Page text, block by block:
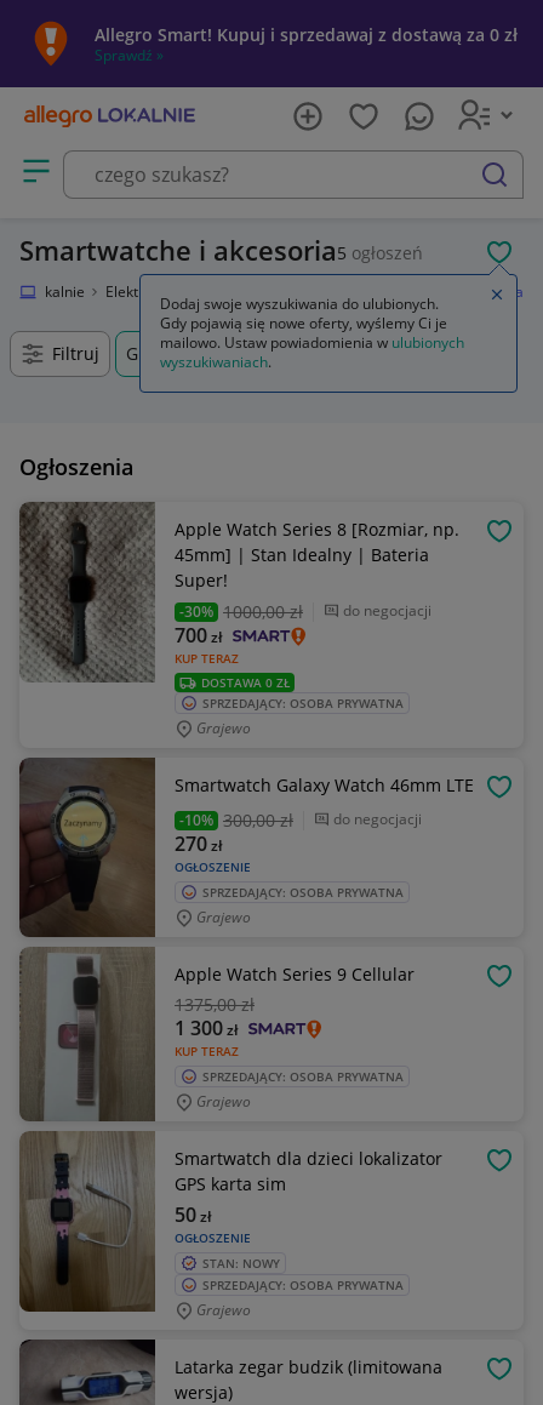
Allegro Smart! Kupuj i sprzedawaj z dostawą za 0 zł
Sprawdź »
Otwórz menu z kategoriami
szukaj
Smartwatche i akcesoria5 ogłoszeń
Lokalnie Elektronika Smartwatche i akcesoria
Filtruj Grajewo, Podlaskie, +0 km
Ogłoszenia
Apple Watch Series 8 [Rozmiar, np.
45mm] | Stan Idealny | Bateria
Super!
-30% 1000,00 zł do negocjacji
KUP TERAZ
700zł
DOSTAWA 0 ZŁ
SPRZEDAJĄCY: OSOBA PRYWATNA
Grajewo
Smartwatch Galaxy Watch 46mm LTE
-10% 300,00 zł do negocjacji
OGŁOSZENIE
270zł
SPRZEDAJĄCY: OSOBA PRYWATNA
Grajewo
Apple Watch Series 9 Cellular
1375,00 zł
KUP TERAZ
1 300zł
SPRZEDAJĄCY: OSOBA PRYWATNA
Grajewo
Smartwatch dla dzieci lokalizator
GPS karta sim
OGŁOSZENIE
50zł
STAN: NOWY
SPRZEDAJĄCY: OSOBA PRYWATNA
Grajewo
Latarka zegar budzik (limitowana
wersja)
Dodaj swoje wyszukiwania do ulubionych.
Gdy pojawią się nowe oferty, wyślemy Ci je
mailowo. Ustaw powiadomienia w ulubionych
wyszukiwaniach.